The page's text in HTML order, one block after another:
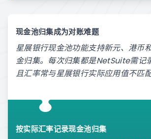
现金池归集成为对账难题
星展银行现金池功能支持新元、港币
金归集。每次归集都是NetSuite需记
且汇率常与星展银行实际应用值不匹配
按实际汇率记录现金池归集